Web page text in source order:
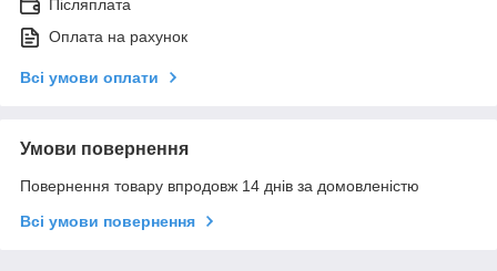
Післяплата
Оплата на рахунок
Всі умови оплати
Умови повернення
Повернення товару впродовж 14 днів за домовленістю
Всі умови повернення